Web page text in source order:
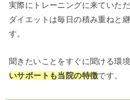
実際にトレーニングに来ていた
ダイエットは毎日の積み重ねと
す。
聞きたいことをすぐに聞ける環境
いサポートも当院の特徴です。